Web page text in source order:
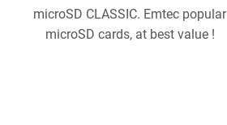
microSD CLASSIC. Emtec popular
microSD cards, at best value !